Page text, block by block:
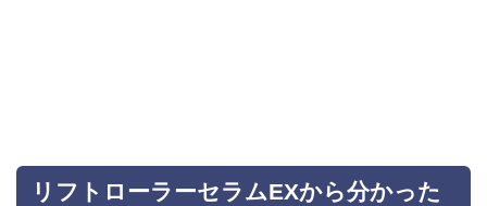
リフトローラーセラムEXから分かった